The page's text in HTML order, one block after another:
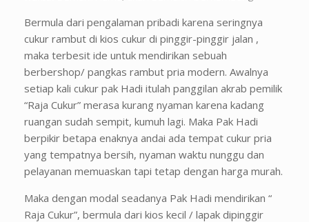
Bermula dari pengalaman pribadi karena seringnya
cukur rambut di kios cukur di pinggir-pinggir jalan ,
maka terbesit ide untuk mendirikan sebuah
berbershop/ pangkas rambut pria modern. Awalnya
setiap kali cukur pak Hadi itulah panggilan akrab pemilik
“Raja Cukur” merasa kurang nyaman karena kadang
ruangan sudah sempit, kumuh lagi. Maka Pak Hadi
berpikir betapa enaknya andai ada tempat cukur pria
yang tempatnya bersih, nyaman waktu nunggu dan
pelayanan memuaskan tapi tetap dengan harga murah.
Maka dengan modal seadanya Pak Hadi mendirikan “
Raja Cukur”, bermula dari kios kecil / lapak dipinggir